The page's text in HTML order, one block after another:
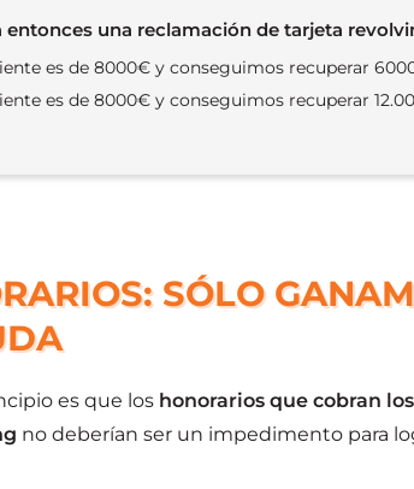
entonces una reclamación de tarjeta
es de 8000€ y conseguimos recuperar
es de 8000€ y conseguimos recuperar
SÓLO
es que los honorarios que cobran
no deberían ser un impedimento para